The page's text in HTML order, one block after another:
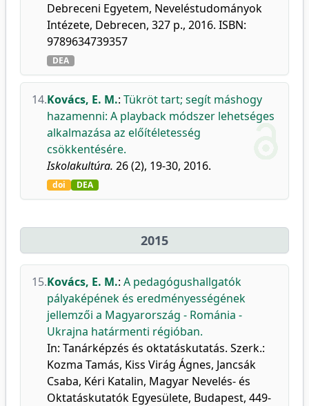
Debreceni Egyetem, Neveléstudományok
Intézete, Debrecen, 327 p., 2016. ISBN:
9789634739357
DEA
14.Kovács, E. M.: Tükröt tart; segít máshogy
hazamenni: A playback módszer lehetséges
alkalmazása az előítéletesség
csökkentésére.
Iskolakultúra. 26 (2), 19-30, 2016.
doi DEA
2015
15.Kovács, E. M.: A pedagógushallgatók
pályaképének és eredményességének
jellemzői a Magyarország - Románia -
Ukrajna határmenti régióban.
In: Tanárképzés és oktatáskutatás. Szerk.:
Kozma Tamás, Kiss Virág Ágnes, Jancsák
Csaba, Kéri Katalin, Magyar Nevelés- és
Oktatáskutatók Egyesülete, Budapest, 449-